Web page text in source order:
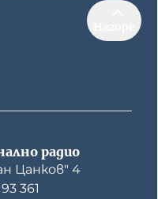
радио
Цанков" 4
361